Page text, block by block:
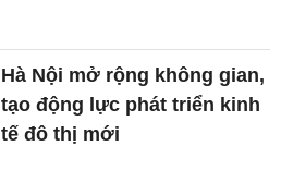
Hà Nội mở rộng không gian,
tạo động lực phát triển kinh
tế đô thị mới